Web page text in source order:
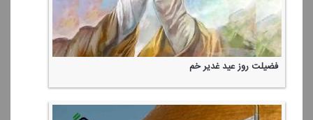
فضیلت روز عید غدیر خم